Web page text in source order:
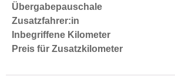
Übergabepauschale
Zusatzfahrer:in
Inbegriffene Kilometer
Preis für Zusatzkilometer